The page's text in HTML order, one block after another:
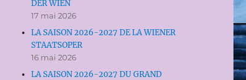
DER WIEN
17 mai 2026
LA SAISON 2026-2027 DE LA WIENER
STAATSOPER
16 mai 2026
LA SAISON 2026-2027 DU GRAND